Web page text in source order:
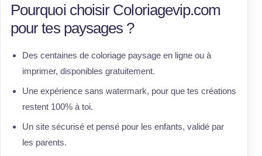
Pourquoi choisir Coloriagevip.com
pour tes paysages ?
Des centaines de coloriage paysage en ligne ou à
imprimer, disponibles gratuitement.
Une expérience sans watermark, pour que tes créations
restent 100% à toi.
Un site sécurisé et pensé pour les enfants, validé par
les parents.